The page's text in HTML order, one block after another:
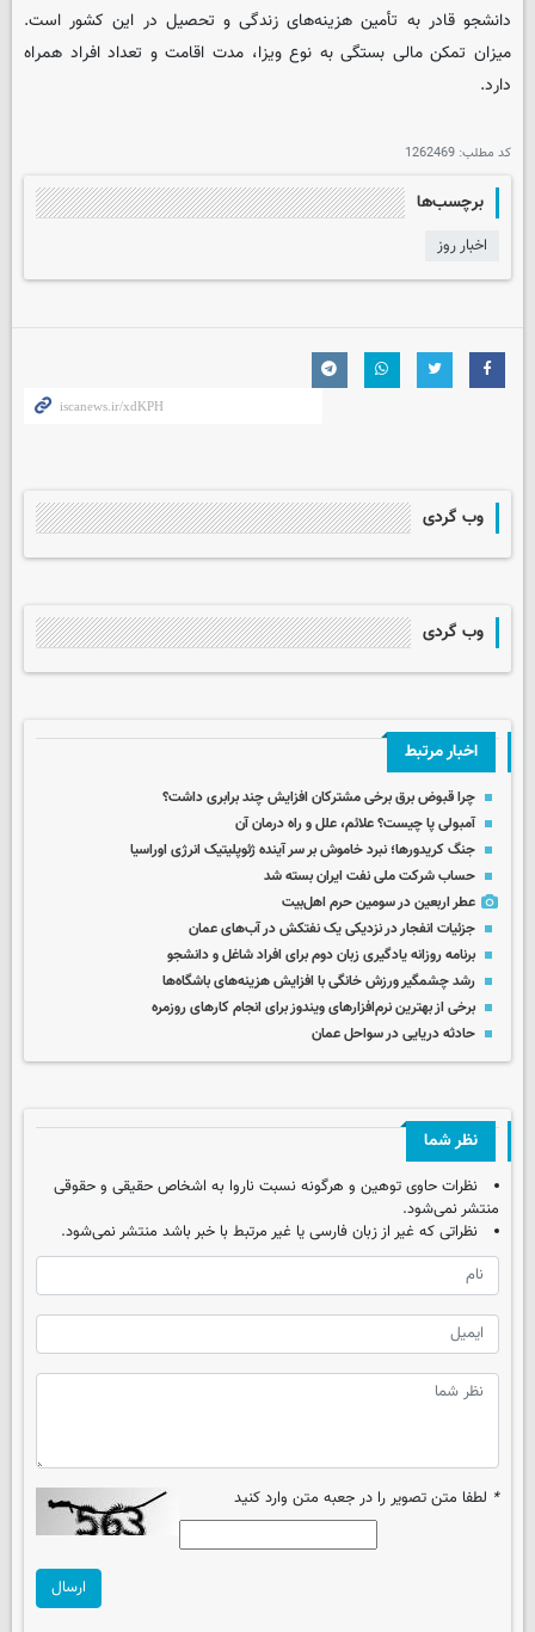
دانشجو قادر به تأمین هزینه‌های زندگی و تحصیل در این کشور است.
میزان تمکن مالی بستگی به نوع ویزا، مدت اقامت و تعداد افراد همراه
دارد.
کد مطلب: 1262469
برچسب‌ها
اخبار روز
وب گردی
وب گردی
اخبار مرتبط
چرا قبوض برق برخی مشترکان افزایش چند برابری داشت؟
آمبولی پا چیست؟ علائم، علل و راه درمان آن
جنگ کریدورها؛ نبرد خاموش بر سر آینده ژئوپلیتیک انرژی اوراسیا
حساب‌ شرکت ملی نفت ایران بسته شد
عطر اربعین در سومین حرم اهل‌بیت
جزئیات انفجار در نزدیکی یک نفتکش در آب‌های عمان
برنامه روزانه یادگیری زبان دوم برای افراد شاغل و دانشجو
رشد چشمگیر ورزش خانگی با افزایش هزینه‌های باشگاه‌ها
برخی از بهترین نرم‌افزارهای ویندوز برای انجام کارهای روزمره
حادثه دریایی در سواحل عمان
نظر شما
نظرات حاوی توهین و هرگونه نسبت ناروا به اشخاص حقیقی و حقوقی
منتشر نمی‌شود.
نظراتی که غیر از زبان فارسی یا غیر مرتبط با خبر باشد منتشر نمی‌شود.
* لطفا متن تصویر را در جعبه متن وارد کنید
ارسال